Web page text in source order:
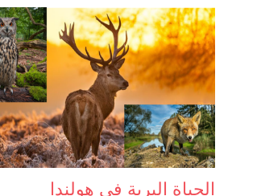
الحياة البرية في هولندا